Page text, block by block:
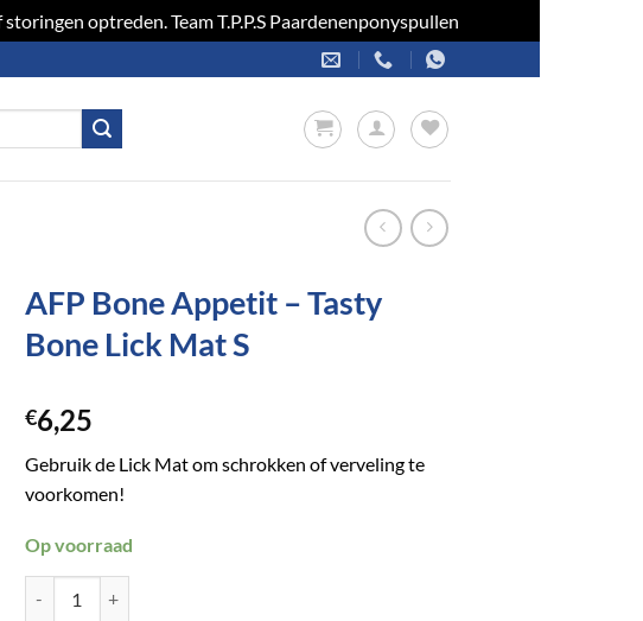
optreden. Team T.P.P.S Paardenenponyspullen
AFP Bone Appetit – Tasty
Bone Lick Mat S
€6,25
Gebruik de Lick Mat om schrokken of verveling te
voorkomen!
Op voorraad